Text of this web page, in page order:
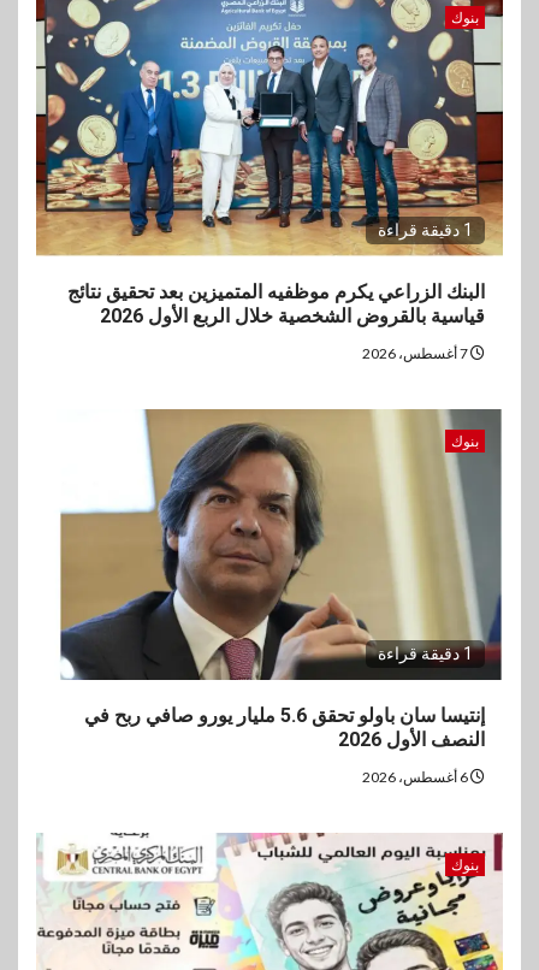
بنوك
1 دقيقة قراءة
البنك الزراعي يكرم موظفيه المتميزين بعد تحقيق نتائج
قياسية بالقروض الشخصية خلال الربع الأول 2026
بنوك
1 دقيقة قراءة
إنتيسا سان باولو تحقق 5.6 مليار يورو صافي ربح في
النصف الأول 2026
بنوك